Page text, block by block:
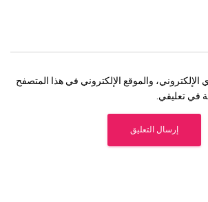
والموقع الإلكتروني في هذا المتصفح
في تعليقي.